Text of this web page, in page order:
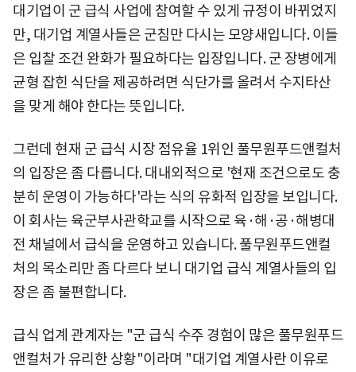
대기업이 군 급식 사업에 참여할 수 있게 규정이 바뀌었지
만, 대기업 계열사들은 군침만 다시는 모양새입니다. 이들
은 입찰 조건 완화가 필요하다는 입장입니다. 군 장병에게
균형 잡힌 식단을 제공하려면 식단가를 올려서 수지타산
을 맞게 해야 한다는 뜻입니다.
그런데 현재 군 급식 시장 점유율 1위인 풀무원푸드앤컬처
의 입장은 좀 다릅니다. 대내외적으로 '현재 조건으로도 충
분히 운영이 가능하다'라는 식의 유화적 입장을 보입니다.
이 회사는 육군부사관학교를 시작으로 육·해·공·해병대
전 채널에서 급식을 운영하고 있습니다. 풀무원푸드앤컬
처의 목소리만 좀 다르다 보니 대기업 급식 계열사들의 입
장은 좀 불편합니다.
급식 업계 관계자는 "군 급식 수주 경험이 많은 풀무원푸드
앤컬처가 유리한 상황"이라며 "대기업 계열사란 이유로